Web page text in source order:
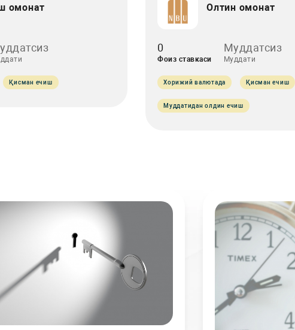
омонат
Қисман ечиш
Олтин омонат
0
Фоиз ставкаси
Муддатсиз
Муддати
Хорижий валютада Қисман ечиш
Муддатидан олдин ечиш